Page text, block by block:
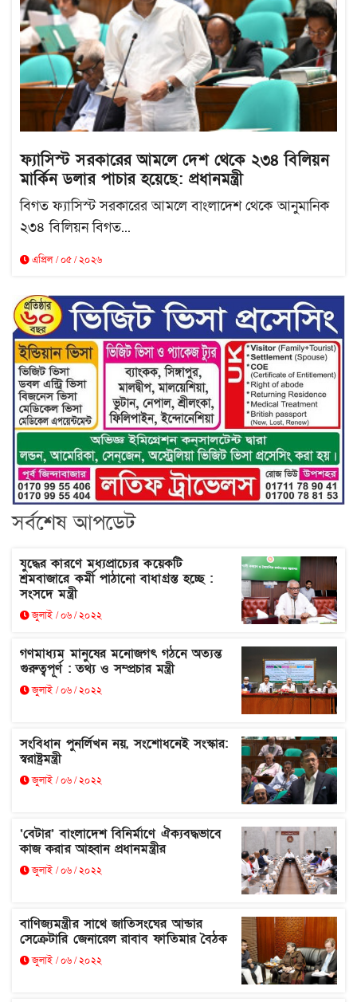
ফ্যাসিস্ট সরকারের আমলে দেশ থেকে ২৩৪ বিলিয়ন
মার্কিন ডলার পাচার হয়েছে: প্রধানমন্ত্রী
বিগত ফ্যাসিস্ট সরকারের আমলে বাংলাদেশ থেকে আনুমানিক
২৩৪ বিলিয়ন বিগত...
এপ্রিল / ০৫ / ২০২৬
সর্বশেষ আপডেট
যুদ্ধের কারণে মধ্যপ্রাচ্যের কয়েকটি
শ্রমবাজারে কর্মী পাঠানো বাধাগ্রস্ত হচ্ছে :
সংসদে মন্ত্রী
জুলাই / ০৬ / ২০২২
গণমাধ্যম মানুষের মনোজগৎ গঠনে অত্যন্ত
গুরুত্বপূর্ণ : তথ্য ও সম্প্রচার মন্ত্রী
জুলাই / ০৬ / ২০২২
সংবিধান পুনর্লিখন নয়, সংশোধনেই সংস্কার:
স্বরাষ্ট্রমন্ত্রী
জুলাই / ০৬ / ২০২২
‘বেটার’ বাংলাদেশ বিনির্মাণে ঐক্যবদ্ধভাবে
কাজ করার আহ্বান প্রধানমন্ত্রীর
জুলাই / ০৬ / ২০২২
বাণিজ্যমন্ত্রীর সাথে জাতিসংঘের আন্ডার
সেক্রেটারি জেনারেল রাবাব ফাতিমার বৈঠক
জুলাই / ০৬ / ২০২২